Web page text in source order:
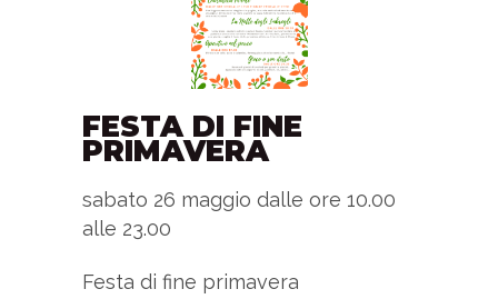
FESTA DI FINE
PRIMAVERA
sabato 26 maggio dalle ore 10.00
alle 23.00
Festa di fine primavera